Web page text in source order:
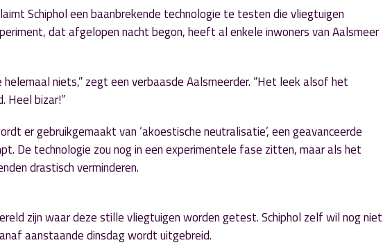
Schiphol een baanbrekende technologie te testen die vliegtuigen
dat afgelopen nacht begon, heeft al enkele inwoners van Aalsmeer
niets,” zegt een verbaasde Aalsmeerder. “Het leek alsof het
Heel bizar!”
er gebruikgemaakt van ‘akoestische neutralisatie’, een geavanceerde
De technologie zou nog in een experimentele fase zitten, maar als het
drastisch verminderen.
zijn waar deze stille vliegtuigen worden getest. Schiphol zelf wil nog niet
aanstaande dinsdag wordt uitgebreid.